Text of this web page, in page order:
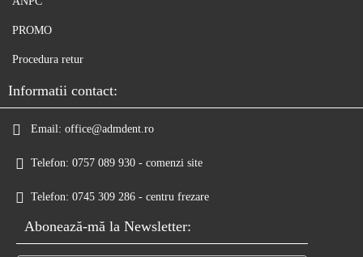
PROMO
Procedura retur
Informatii contact:
Email: office@admdent.ro
Telefon: 0757 089 930 - comenzi site
Telefon: 0745 309 286 - centru frezare
Abonează-mă la Newsletter: